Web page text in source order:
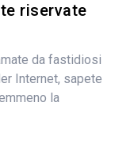
riservate
da fastidiosi
Internet, sapete
la